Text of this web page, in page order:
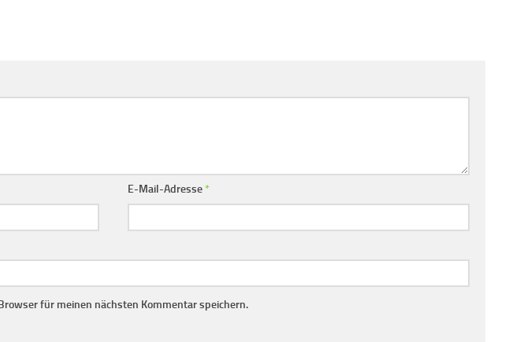
E-Mail-Adresse *
für meinen nächsten Kommentar speichern.